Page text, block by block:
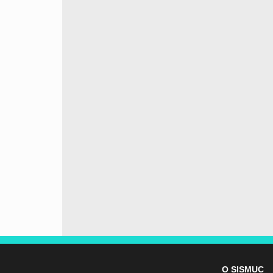
O SISMUC